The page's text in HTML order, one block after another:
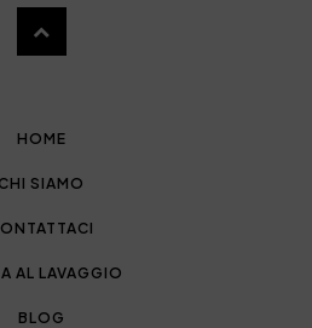
HOME
CHI SIAMO
AL LAVAGGIO
BLOG